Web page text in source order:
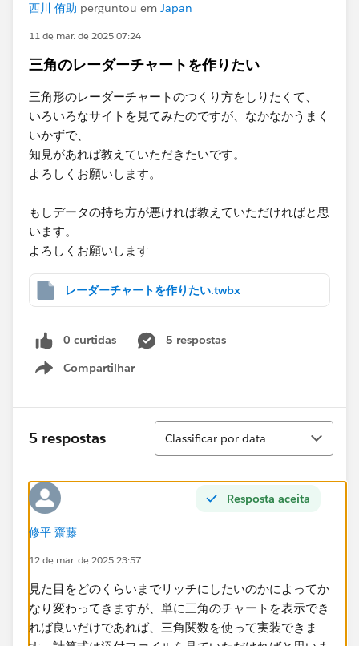
西川 侑助 perguntou em Japan
11 de mar. de 2025 07:24
三角のレーダーチャートを作りたい
三角形のレーダーチャートのつくり方をしりたくて、
いろいろなサイトを見てみたのですが、なかなかうまく
いかずで、
知見があれば教えていただきたいです。
よろしくお願いします。
もしデータの持ち方が悪ければ教えていただければと思
います。
よろしくお願いします
レーダーチャートを作りたい.twbx
0 curtidas
5 respostas
Compartilhar
Show menu
5 respostas
Classificar
Classificar por data
Resposta aceita
修平 齋藤
12 de mar. de 2025 23:57
見た目をどのくらいまでリッチにしたいのかによってか
なり変わってきますが、単に三角のチャートを表示でき
れば良いだけであれば、三角関数を使って実装できま